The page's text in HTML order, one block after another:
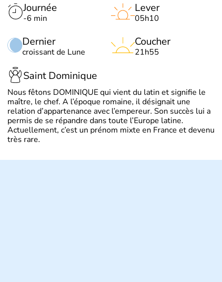
Journée
-6 min
Dernier
croissant de Lune
Lever
05h10
Coucher
21h55
Saint Dominique
Nous fêtons DOMINIQUE qui vient du latin et signifie le
maître, le chef. A l’époque romaine, il désignait une
relation d’appartenance avec l’empereur. Son succès lui a
permis de se répandre dans toute l’Europe latine.
Actuellement, c’est un prénom mixte en France et devenu
très rare.